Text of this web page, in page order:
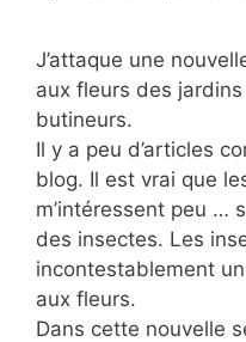
J’attaque une
aux fleurs des
butineurs.
Il y a peu d’articles
blog. Il est vrai que
m’intéressent peu …
des insectes. Les
incontestablement
aux fleurs.
Dans cette nouvelle